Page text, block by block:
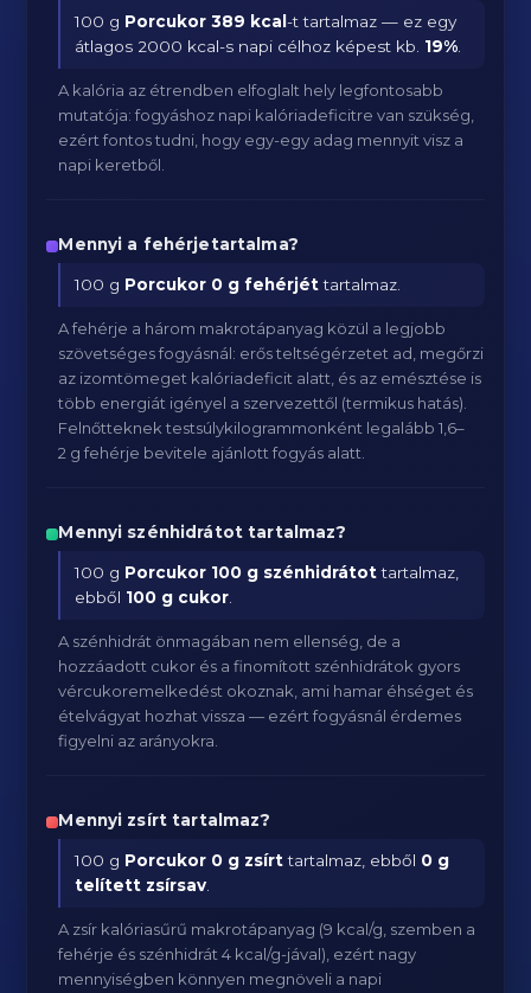
100 g Porcukor 389 kcal-t tartalmaz — ez egy
átlagos 2000 kcal-s napi célhoz képest kb. 19%
A kalória az étrendben elfoglalt hely legfontosabb
mutatója: fogyáshoz napi kalóriadeficitre van szükség,
ezért fontos tudni, hogy egy-egy adag mennyit visz a
napi keretből.
Mennyi a fehérjetartalma?
100 g Porcukor 0 g fehérjéttartalmaz.
A fehérje a három makrotápanyag közül a legjobb
szövetséges fogyásnál: erős teltségérzetet ad, megőrzi
az izomtömeget kalóriadeficit alatt, és az emésztése is
több energiát igényel a szervezettől (termikus hatás).
Felnőtteknek testsúlykilogrammonként legalább 1,6–
2 g fehérje bevitele ajánlott fogyás alatt.
Mennyi szénhidrátot tartalmaz?
100 g Porcukor 100 g szénhidrátottartalmaz,
ebből 100 g cukor
A szénhidrát önmagában nem ellenség, de a
hozzáadott cukor és a finomított szénhidrátok gyors
vércukoremelkedést okoznak, ami hamar éhséget és
ételvágyat hozhat vissza — ezért fogyásnál érdemes
figyelni az arányokra.
Mennyi zsírt tartalmaz?
100 g Porcukor 0 g zsírttartalmaz, ebből 0 g
telített zsírsav
A zsír kalóriasűrű makrotápanyag (9 kcal/g, szemben a
fehérje és szénhidrát 4 kcal/g-jával), ezért nagy
mennyiségben könnyen megnöveli a napi